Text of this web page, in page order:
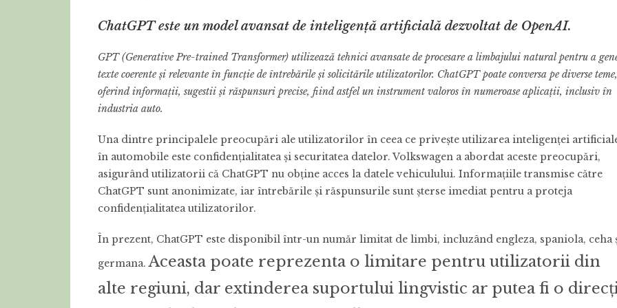
ChatGPT este un model avansat de inteligență artificială dezvoltat de OpenAI.
GPT (Generative Pre-trained Transformer) utilizează tehnici avansate de procesare a limbajului natural pentru a
texte coerente și relevante în funcție de întrebările și solicitările utilizatorilor. ChatGPT poate conversa pe diverse teme,
oferind informații, sugestii și răspunsuri precise, fiind astfel un instrument valoros în numeroase aplicații, inclusiv în
industria auto.
Una dintre principalele preocupări ale utilizatorilor în ceea ce privește utilizarea inteligenței
în automobile este confidențialitatea și securitatea datelor. Volkswagen a abordat aceste preocupări,
asigurând utilizatorii că ChatGPT nu obține acces la datele vehiculului. Informațiile transmise către
ChatGPT sunt anonimizate, iar întrebările și răspunsurile sunt șterse imediat pentru a proteja
confidențialitatea utilizatorilor.
În prezent, ChatGPT este disponibil într-un număr limitat de limbi, incluzând engleza, spaniola, ceha
germana.Aceasta poate reprezenta o limitare pentru utilizatorii din
alte regiuni, dar extinderea suportului lingvistic ar putea fi o